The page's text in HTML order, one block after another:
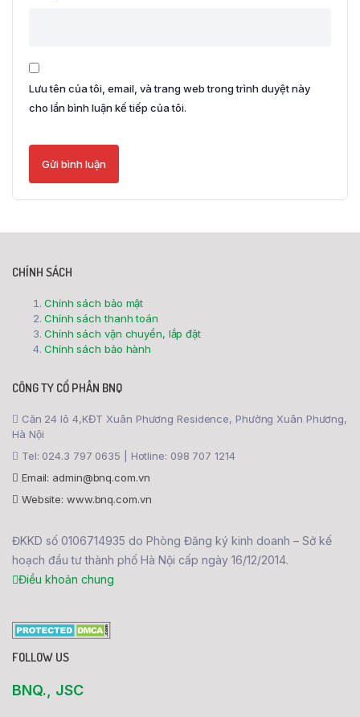
Lưu tên của tôi, email, và trang web trong trình duyệt này
cho lần bình luận kế tiếp của tôi.
CHÍNH SÁCH
Chính sách bảo mật
Chính sách thanh toán
Chính sách vận chuyển, lắp đặt
Chính sách bảo hành
CÔNG TY CỔ PHẦN BNQ
Căn 24 lô 4,KĐT Xuân Phương Residence, Phường Xuân Phương,
Hà Nội
Tel: 024.3 797 0635 | Hotline: 098 707 1214
Email: admin@bnq.com.vn
Website: www.bnq.com.vn
ĐKKD số 0106714935 do Phòng Đăng ký kinh doanh – Sở kế
hoạch đầu tư thành phố Hà Nội cấp ngày 16/12/2014.
Điều khoản chung
FOLLOW US
BNQ., JSC